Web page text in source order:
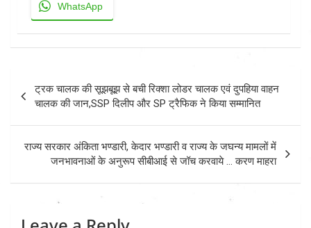
WhatsApp
navigation
ट्रक चालक की सूझबूझ से बची रिक्शा लोडर चालक एवं दुपहिया वाहन
चालक की जान,SSP दिलीप और SP ट्रैफिक ने किया सम्मानित
राज्य सरकार अंकिता भण्डारी, केदार भण्डारी व राज्य के जघन्य मामलों में
जनभावनाओं के अनुरूप सीबीआई से जॉच करवाये … करण माहरा